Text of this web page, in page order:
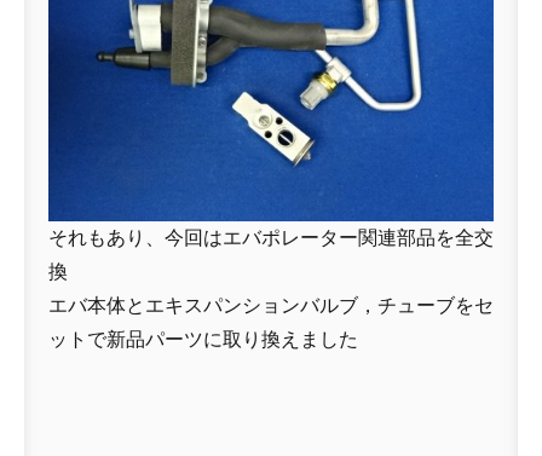
それもあり、今回はエバポレーター関連部品を全交
換
エバ本体とエキスパンションバルブ，チューブをセ
ットで新品パーツに取り換えました